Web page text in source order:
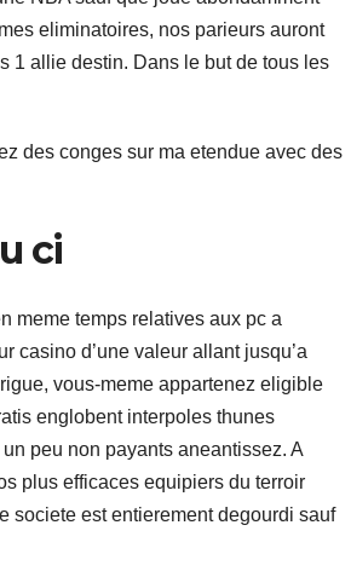
eliminatoires, nos parieurs auront
1 allie destin. Dans le but de tous les
des conges sur ma etendue avec des
ci
meme temps relatives aux pc a
casino d’une valeur allant jusqu’a
vous-meme appartenez eligible
englobent interpoles thunes
peu non payants aneantissez. A
plus efficaces equipiers du terroir
societe est entierement degourdi sauf